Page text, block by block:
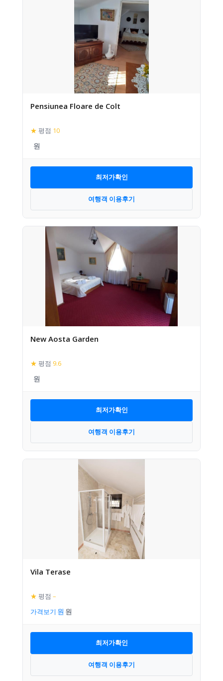
Pensiunea Floare de Colt
★ 평점 10
최저가확인
여행객 이용후기
New Aosta Garden
★ 평점 9.6
최저가확인
여행객 이용후기
Vila Terase
★ 평점 –
가격보기
최저가확인
여행객 이용후기